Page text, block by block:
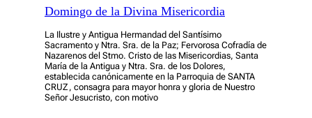
Domingo de la Divina Misericordia
La Ilustre y Antigua Hermandad del Santísimo
Sacramento y Ntra. Sra. de la Paz; Fervorosa Cofradía de
Nazarenos del Stmo. Cristo de las Misericordias, Santa
María de la Antigua y Ntra. Sra. de los Dolores,
establecida canónicamente en la Parroquia de SANTA
CRUZ, consagra para mayor honra y gloria de Nuestro
Señor Jesucristo, con motivo